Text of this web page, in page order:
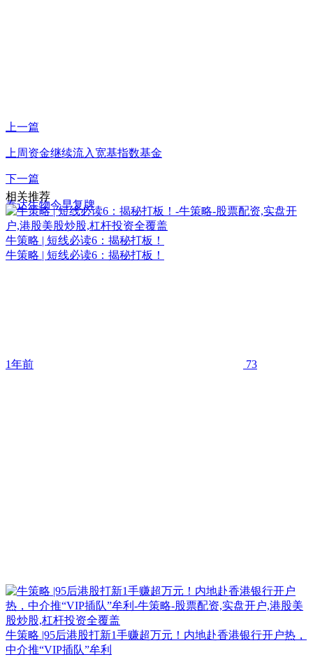
上一篇
上周资金继续流入宽基指数基金
下一篇
泰达生物今早复牌
相关推荐
牛策略 | 短线必读6：揭秘打板！
牛策略 | 短线必读6：揭秘打板！
1年前 73
牛策略 |95后港股打新1手赚超万元！内地赴香港银行开户热，
中介推“VIP插队”牟利